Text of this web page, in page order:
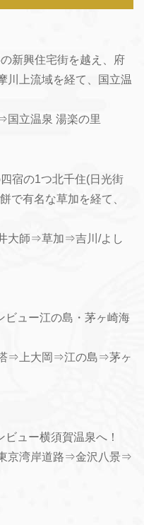
新興住宅街を越え、府
川上流域を経て、国立温
立温泉 湯楽の里
宿の1つ北千住(日光街
で有名な草加を経て、
大師⇒草加⇒吉川/よし
ビュー江の島・茅ヶ崎海
⇒上大岡⇒江の島⇒茅ヶ
ュー横須賀温泉へ！
京湾岸道路⇒金沢八景⇒